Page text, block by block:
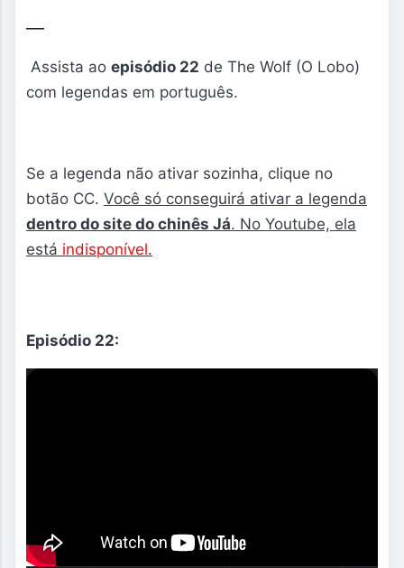
Assista ao episódio 22 de The Wolf (O Lobo)
com legendas em português.
Se a legenda não ativar sozinha, clique no
botão CC. Você só conseguirá ativar a legenda
dentro do site do chinês Já. No Youtube, ela
está indisponível.
Episódio 22: